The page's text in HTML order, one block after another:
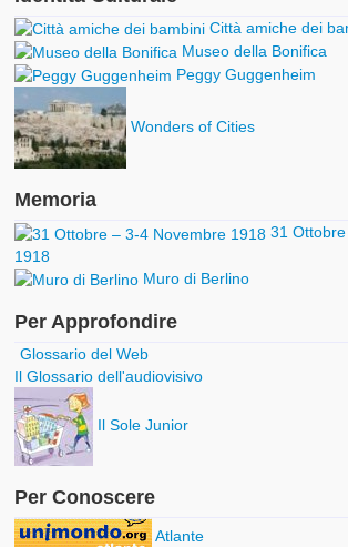
Città amiche dei
Museo della Bonifica
Peggy Guggenheim
Wonders of Cities
Memoria
31
1918
Muro di Berlino
Per Approfondire
Glossario del Web
Il Glossario dell'audiovisivo
Il Sole Junior
Per Conoscere
Atlante